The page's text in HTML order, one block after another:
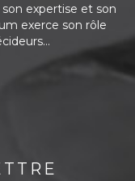
expertise et son
exerce son rôle